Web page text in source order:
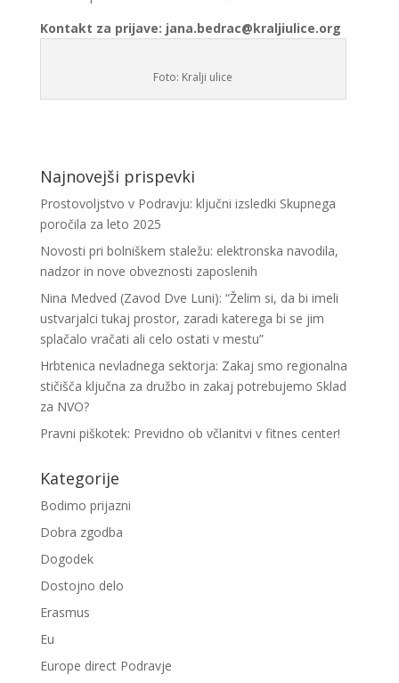
Kontakt za prijave: jana.bedrac@kraljiulice.org
Foto: Kralji ulice
Najnovejši prispevki
Prostovoljstvo v Podravju: ključni izsledki Skupnega
poročila za leto 2025
Novosti pri bolniškem staležu: elektronska navodila,
nadzor in nove obveznosti zaposlenih
Nina Medved (Zavod Dve Luni): “Želim si, da bi imeli
ustvarjalci tukaj prostor, zaradi katerega bi se jim
splačalo vračati ali celo ostati v mestu”
Hrbtenica nevladnega sektorja: Zakaj smo regionalna
stičišča ključna za družbo in zakaj potrebujemo Sklad
za NVO?
Pravni piškotek: Previdno ob včlanitvi v fitnes center!
Kategorije
Bodimo prijazni
Dobra zgodba
Dogodek
Dostojno delo
Erasmus
Eu
Europe direct Podravje